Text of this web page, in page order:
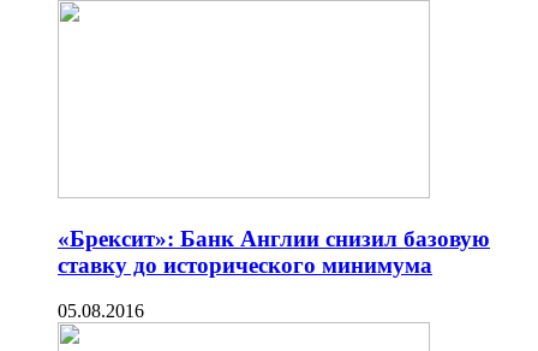
«Брексит»: Банк Англии снизил базовую
ставку до исторического минимума
05.08.2016